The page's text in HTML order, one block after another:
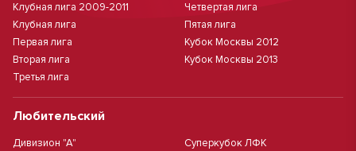
Клубная лига 2009-2011
Клубная лига
Первая лига
Вторая лига
Третья лига
Четвертая лига
Пятая лига
Кубок Москвы 2012
Кубок Москвы 2013
Любительский
Дивизион "А"
Суперкубок ЛФК